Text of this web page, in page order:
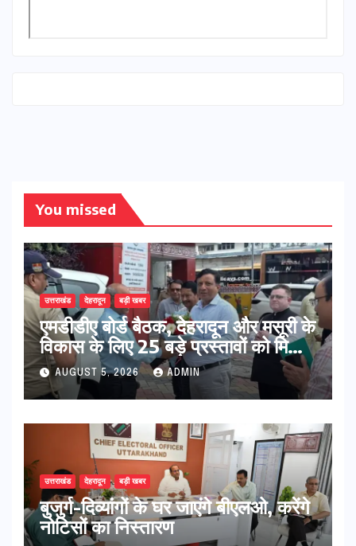
You missed
उत्तराखंड देहरादून बड़ी खबर
एमडीडीए बोर्ड बैठक, देहरादून और मसूरी के
विकास के लिए 25 बड़े प्रस्तावों को मिली
हरी झंडी
AUGUST 5, 2026 ADMIN
उत्तराखंड देहरादून बड़ी खबर
बुजुर्ग-दिव्यांगों के घर जाएंगे बीएलओ, करेंगे
नोटिसों का निस्तारण